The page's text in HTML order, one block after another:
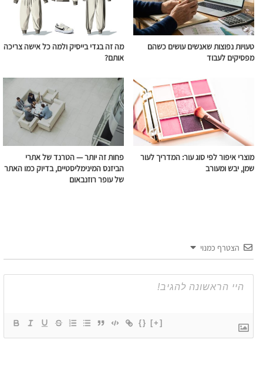
טעויות נפוצות שאנשים עושים כשהם
מפסיקים לעבוד
מה זה בגדי בייסיק ולמה כל אישה צריכה
אותם?
מוצרי איפור לפי סוג עור: המדריך לעור
שמן, יבש ומעורב
פחות זה יותר — הטרנד של אתרי
הביזנס המינימליסטיים, בדיוק כמו האתר
של עופר רוזנבאום
הצטרף כמנוי
{} [+]